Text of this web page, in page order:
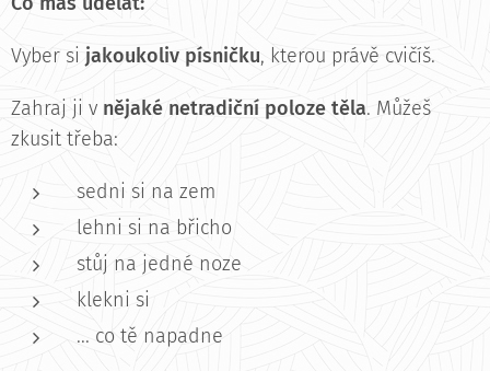
Vyber si jakoukoliv písničku, kterou právě cvičíš.
Zahraj ji v nějaké netradiční poloze těla. Můžeš
zkusit třeba:
sedni si na zem
lehni si na břicho
stůj na jedné noze
klekni si
... co tě napadne